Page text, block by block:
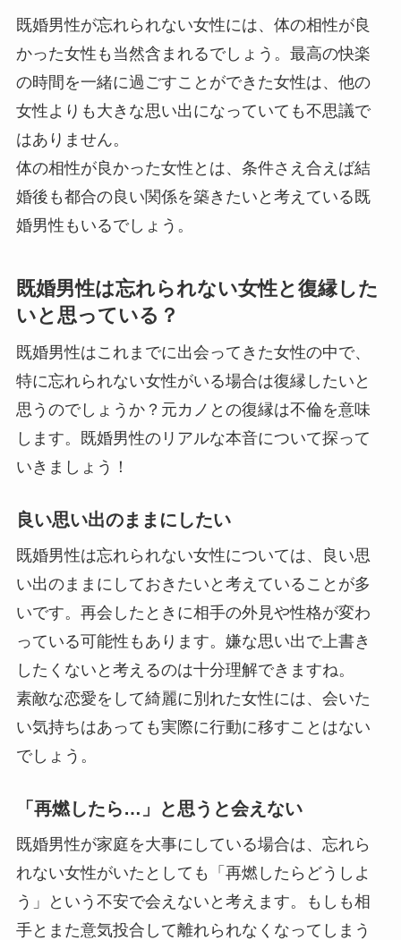
既婚男性が忘れられない女性には、体の相性が良
かった女性も当然含まれるでしょう。最高の快楽
の時間を一緒に過ごすことができた女性は、他の
女性よりも大きな思い出になっていても不思議で
はありません。
体の相性が良かった女性とは、条件さえ合えば結
婚後も都合の良い関係を築きたいと考えている既
婚男性もいるでしょう。
既婚男性は忘れられない女性と復縁した
いと思っている？
既婚男性はこれまでに出会ってきた女性の中で、
特に忘れられない女性がいる場合は復縁したいと
思うのでしょうか？元カノとの復縁は不倫を意味
します。既婚男性のリアルな本音について探って
いきましょう！
良い思い出のままにしたい
既婚男性は忘れられない女性については、良い思
い出のままにしておきたいと考えていることが多
いです。再会したときに相手の外見や性格が変わ
っている可能性もあります。嫌な思い出で上書き
したくないと考えるのは十分理解できますね。
素敵な恋愛をして綺麗に別れた女性には、会いた
い気持ちはあっても実際に行動に移すことはない
でしょう。
「再燃したら…」と思うと会えない
既婚男性が家庭を大事にしている場合は、忘れら
れない女性がいたとしても「再燃したらどうしよ
う」という不安で会えないと考えます。もしも相
手とまた意気投合して離れられなくなってしまう